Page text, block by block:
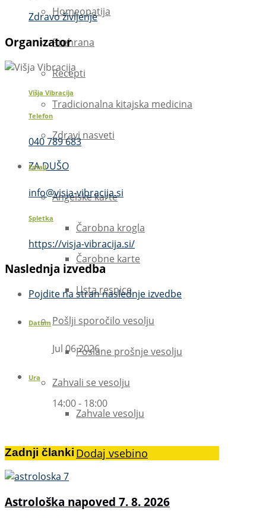
Homeopatija
Prehrana
Recepti
Tradicionalna kitajska medicina
Zdravi nasveti
ZA DUŠO
Angelske karte
Čarobna krogla
Čarobne karte
Usta resnice
Pošlji sporočilo vesolju
Poslane prošnje vesolju
Zahvali se vesolju
Zahvale vesolju
Dodaj vsebino
Zdravo življenje
Organizator
Višja Vibracija
Telefon
040 789 683
Email
info@visja-vibracija.si
Spletka
https://visja-vibracija.si/
Naslednja izvedba
Pojdite na stran naslednje izvedbe
Datum
Jul 06 2026
Ura
14:00 - 18:00
Zadnji članki
Astrološka napoved 7. 8. 2026